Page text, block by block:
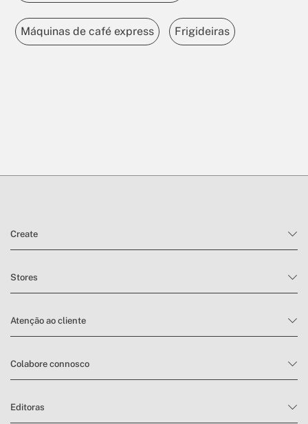
Máquinas de café express Frigideiras
Create
Stores
Atenção ao cliente
Colabore connosco
Editoras